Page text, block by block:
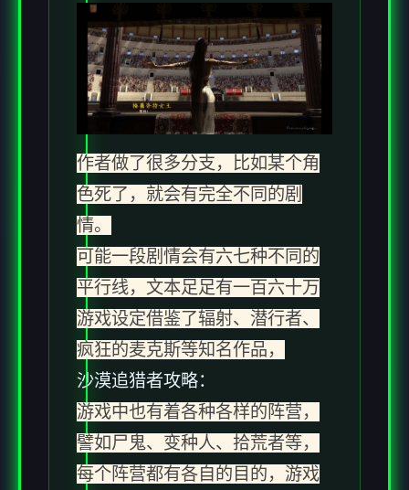
作者做了很多分支，比如某个角
色死了，就会有完全不同的剧
情。
可能一段剧情会有六七种不同的
平行线，文本足足有一百六十万
游戏设定借鉴了辐射、潜行者、
疯狂的麦克斯等知名作品，
沙漠追猎者攻略：
游戏中也有着各种各样的阵营，
譬如尸鬼、变种人、拾荒者等，
每个阵营都有各自的目的，游戏